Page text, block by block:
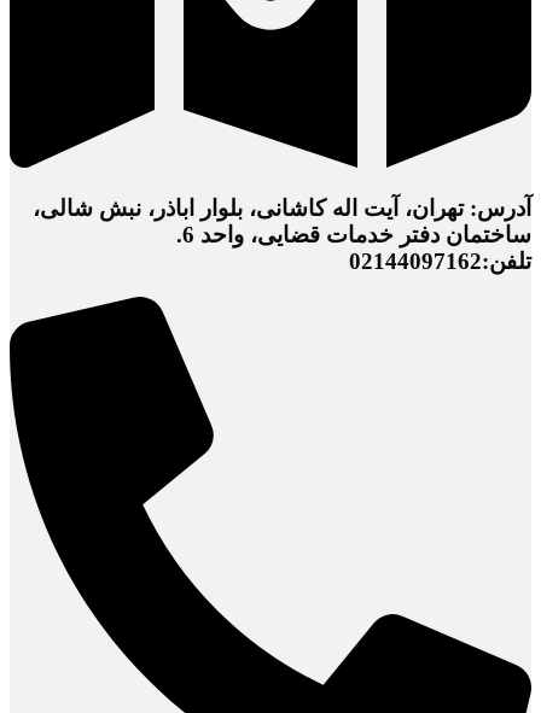
آدرس: تهران، آیت اله کاشانی، بلوار اباذر، نبش شالی،
ساختمان دفتر خدمات قضایی، واحد 6.
تلفن:02144097162